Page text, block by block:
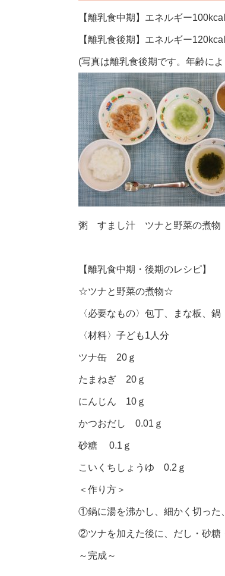
【離乳食中期】エネルギー
【離乳食後期】エネルギー
(写真は離乳食後期です。年齢に
粥 すまし汁 ツナと野菜の煮物
【離乳食中期・後期のレシピ】
☆ツナと野菜の煮物☆
〈必要なもの〉包丁、まな板、鍋
〈材料〉子ども1人分
ツナ缶 20ｇ
たまねぎ 20ｇ
にんじん 10ｇ
かつおだし 0.01ｇ
砂糖 0.1ｇ
こいくちしょうゆ 0.2ｇ
＜作り方＞
①鍋に湯を沸かし、細かく切った
②ツナを加えた後に、だし・砂糖
～完成～